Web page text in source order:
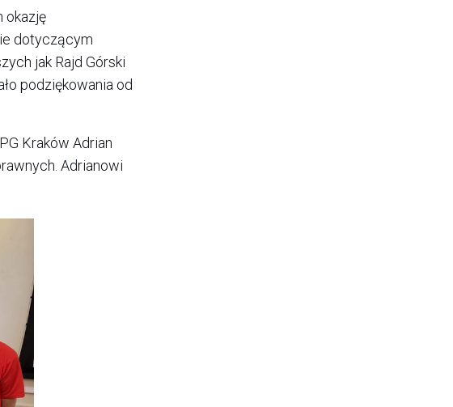
okazję
dotyczącym
jak Rajd Górski
podziękowania od
Kraków Adrian
Adrianowi